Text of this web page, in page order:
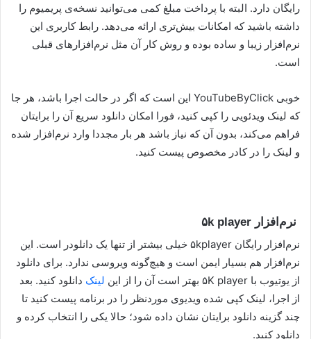
رایگان دارد. البته با پرداخت مبلغ کمی می‌توانید نسخه‌ی پریمیوم را
داشته باشید که امکانات بیش‌تری ارائه می‌دهد. رابط کاربری این
نرم‌افزار زیبا و ساده بوده و روش کار آن مثل نرم‌افزارهای قبلی
است.
خوبی YouTubeByClick این است که اگر در حالت اجرا باشد، هر جا
که لینک ویدئویی را کپی کنید، فورا امکان دانلود سریع آن را برایتان
فراهم می‌کند، بدون آن که نیاز باشد هر بار مجددا وارد نرم‌افزار شده
و لینک را در کادر مخصوص پیست کنید.
نرم‌افزار ۵k player
نرم‌افزار رایگان ۵kplayer خیلی بیشتر از تنها یک دانلودر است. این
نرم‌افزار هم بسیار ایمن است و هیچ‌گونه ویروسی ندارد. برای دانلود
از یوتیوب با ۵K player بهتر است آن را از این
لینک دانلود کنید. بعد
از اجرا، لینک کپی شده ویدیوی موردنظر را در برنامه پیست کنید تا
چند گزینه دانلود برایتان نشان داده شود؛ حالا یکی را انتخاب کرده و
دانلود کنید.